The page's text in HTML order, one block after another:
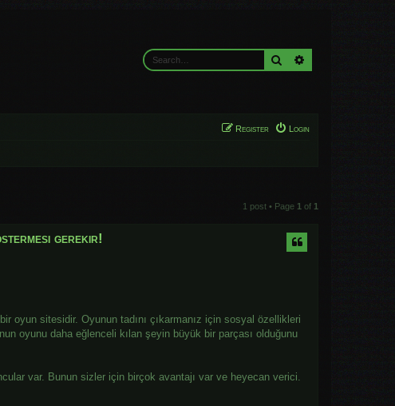
Search
Login
Register
1 post • Page 1 of 1
gerekir!
oyun sitesidir. Oyunun tadını çıkarmanız için sosyal özellikleri
oyunu daha eğlenceli kılan şeyin büyük bir parçası olduğunu
var. Bunun sizler için birçok avantajı var ve heyecan verici.